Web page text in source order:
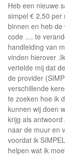
Heb een nieuwe
simpel € 2,50 per
binnen en heb
code .... te
handleiding van
vinden hierover
vertelde mij dat
de provider
verschillende
te zoeken hoe ik
kunnen wij doen
krijg als antwoord
naar de muur en
voordat ik
helpen wat ik